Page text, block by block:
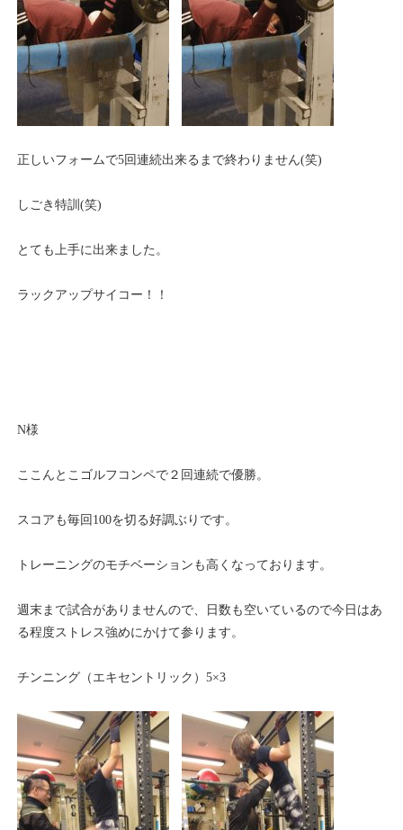
正しいフォームで5回連続出来るまで終わりません(笑)
しごき特訓(笑)
とても上手に出来ました。
ラックアップサイコー！！
N様
ここんとこゴルフコンペで２回連続で優勝。
スコアも毎回100を切る好調ぶりです。
トレーニングのモチベーションも高くなっております。
週末まで試合がありませんので、日数も空いているので今日はあ
る程度ストレス強めにかけて参ります。
チンニング（エキセントリック）5×3